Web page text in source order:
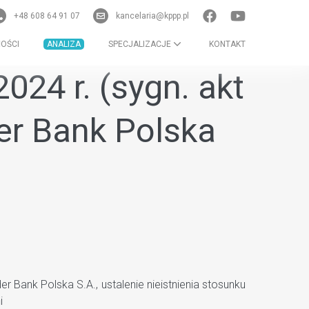
+48 608 64 91 07 kancelaria@kppp.pl
ANALIZA SPECJALIZACJE KONTAKT
r. (sygn. akt
Bank Polska
Bank Polska S.A., ustalenie nieistnienia stosunku